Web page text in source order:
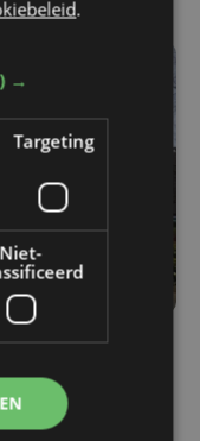
dienst in AZ
.
→
Targeting
Niet-